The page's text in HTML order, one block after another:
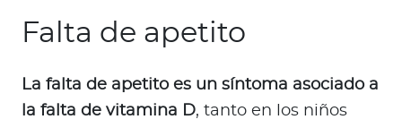
Falta de apetito
La falta de apetito es un síntoma asociado a
la falta de vitamina D, tanto en los niños